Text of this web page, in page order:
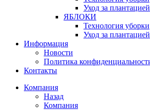
Уход за плантацией
ЯБЛОКИ
Технология уборки
Уход за плантацией
Информация
Новости
Политика
Контакты
Компания
Назад
Компания